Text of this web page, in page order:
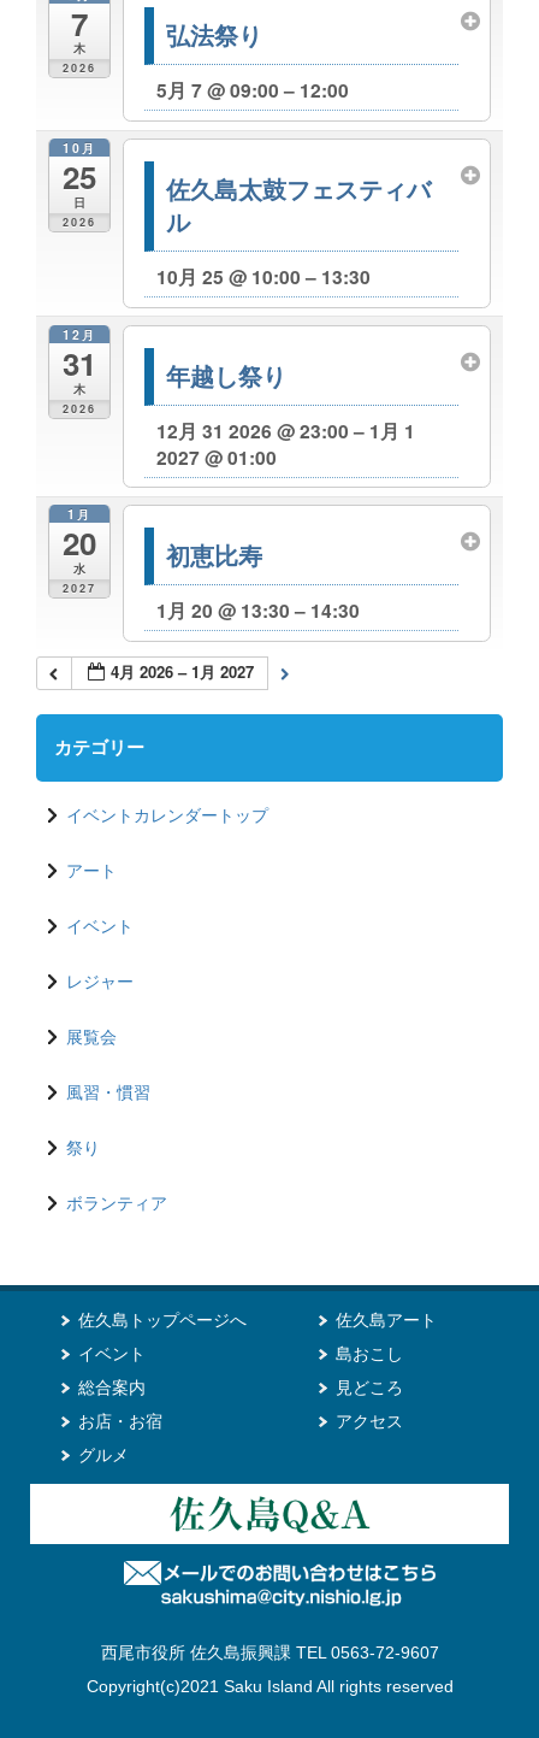
7
木
2026
弘法祭り
5月 7 @ 09:00 – 12:00
10月
25
日
2026
佐久島太鼓フェスティバ
ル
10月 25 @ 10:00 – 13:30
12月
31
木
2026
年越し祭り
12月 31 2026 @ 23:00 – 1月 1
2027 @ 01:00
1月
20
水
2027
初恵比寿
1月 20 @ 13:30 – 14:30
4月 2026 – 1月 2027
カテゴリー
イベントカレンダートップ
アート
イベント
レジャー
展覧会
風習・慣習
祭り
ボランティア
佐久島トップページへ
イベント
総合案内
お店・お宿
グルメ
佐久島アート
島おこし
見どころ
アクセス
西尾市役所 佐久島振興課 TEL 0563-72-9607
Copyright(c)2021 Saku Island All rights reserved